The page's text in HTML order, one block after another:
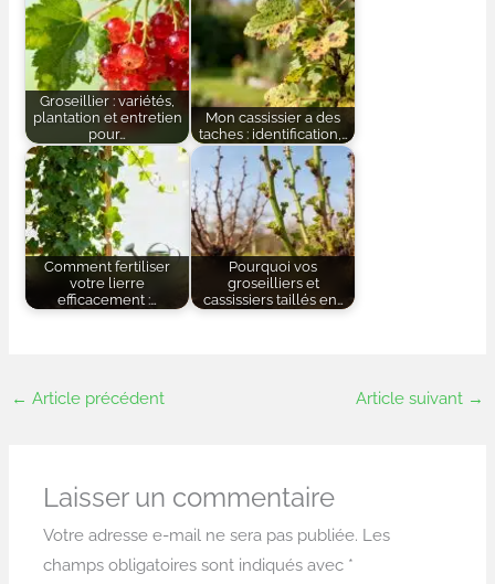
Groseillier : variétés,
plantation et entretien
pour…
Mon cassissier a des
taches : identification,…
Comment fertiliser
votre lierre
efficacement :…
Pourquoi vos
groseilliers et
cassissiers taillés en…
← Article précédent Article suivant →
Laisser un commentaire
Votre adresse e-mail ne sera pas publiée. Les
champs obligatoires sont indiqués avec *